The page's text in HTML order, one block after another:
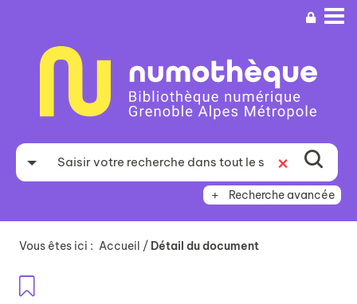
recherche
Recherche avancée
Vous êtes ici : Accueil / Détail du document